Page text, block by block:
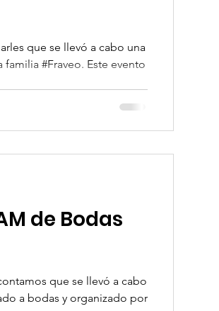
que se llevó a cabo una
#Fraveo. Este evento
de Bodas
que se llevó a cabo
a bodas y organizado por